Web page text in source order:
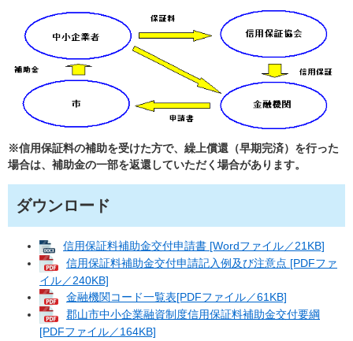
※信用保証料の補助を受けた方で、繰上償還（早期完済）を行った
場合は、補助金の一部を返還していただく場合があります。
ダウンロード
信用保証料補助金交付申請書 [Wordファイル／21KB]
信用保証料補助金交付申請記入例及び注意点 [PDFファ
イル／240KB]
金融機関コード一覧表[PDFファイル／61KB]
郡山市中小企業融資制度信用保証料補助金交付要綱
[PDFファイル／164KB]